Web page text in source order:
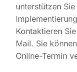
unterstützen
Kontaktieren
Mail. Sie
Online-Termin